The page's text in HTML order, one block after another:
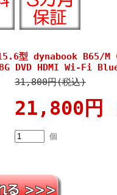
15.6型 dynabook B65/
8G DVD HDMI Wi-Fi
31,800円(税込)
21,800円
個